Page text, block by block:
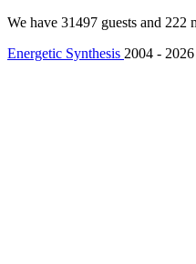
We have 31497 guests and 222
Energetic Synthesis 2004 - 2026